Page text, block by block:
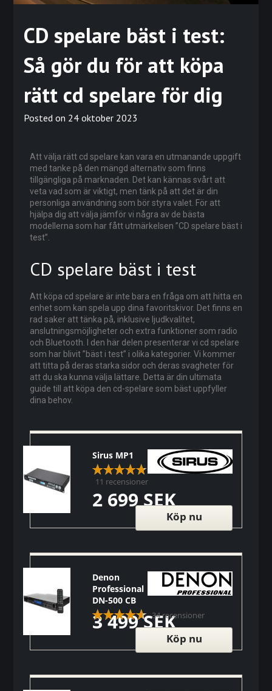
CD spelare bäst i test:
Så gör du för att köpa
rätt cd spelare för dig
Posted on 24 oktober 2023
Att välja rätt cd spelare kan vara en utmanande uppgift
med tanke på den mängd alternativ som finns
tillgängliga på marknaden. Det kan kännas svårt att
veta vad som är viktigt, men tänk på att det är din
personliga användning som bör styra valet. För att
hjälpa dig att välja jämför vi några av de bästa
modellerna som har fått utmärkelsen ”CD spelare bäst i
test”.
CD spelare bäst i test
Att köpa cd spelare är inte bara en fråga om att hitta en
enhet som kan spela upp dina favoritskivor. Det finns en
rad saker att tänka på, inklusive ljudkvalitet,
anslutningsmöjligheter och extra funktioner som radio
och Bluetooth. I den här delen presenterar vi cd spelare
som har blivit ”bäst i test” i olika kategorier. Vi kommer
att titta på deras starka sidor och deras svagheter för
att du ska kunna välja lättare. Detta är din ultimata
guide till att köpa den cd-spelare som bäst uppfyller
dina behov.
Sirus MP1
11 recensioner
2 699 SEK
Köp nu
Denon
Professional
DN-500 CB
34 recensioner
3 499 SEK
Köp nu